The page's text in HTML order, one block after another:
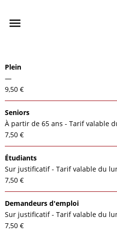
Plein
—
9,50 €
Seniors
À partir de 65 ans - Tarif valable
7,50 €
Étudiants
Sur justificatif - Tarif valable du
7,50 €
Demandeurs d'emploi
Sur justificatif - Tarif valable du
7,50 €